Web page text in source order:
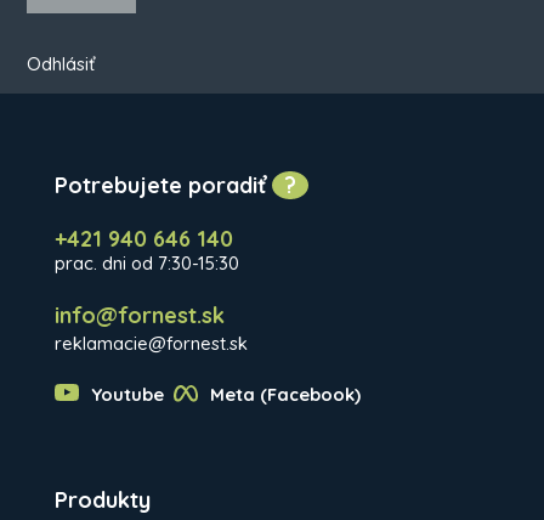
Odhlásiť
Potrebujete poradiť?
+421 940 646 140
prac. dni od 7:30-15:30
info@fornest.sk
reklamacie@fornest.sk
Youtube Meta (Facebook)
Produkty